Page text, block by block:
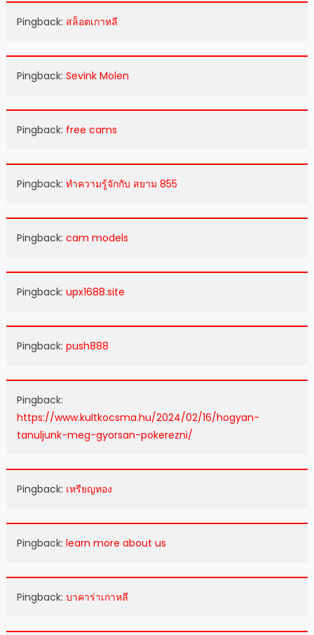
Pingback: สล็อตเกาหลี
Pingback: Sevink Molen
Pingback: free cams
Pingback: ทำความรู้จักกับ สยาม 855
Pingback: cam models
Pingback: upx1688.site
Pingback: push888
Pingback:
https://www.kultkocsma.hu/2024/02/16/hogyan-
tanuljunk-meg-gyorsan-pokerezni/
Pingback: เหรียญทอง
Pingback: learn more about us
Pingback: บาคาร่าเกาหลี